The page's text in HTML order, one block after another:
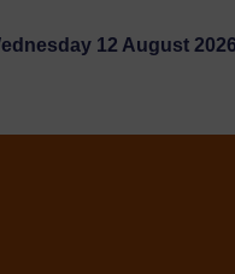
12 August